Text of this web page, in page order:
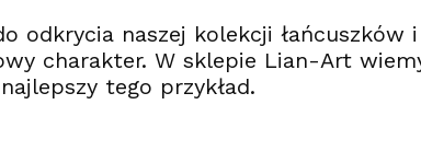
odkrycia naszej kolekcji
charakter. W sklepie Lian-Art
tego przykład.